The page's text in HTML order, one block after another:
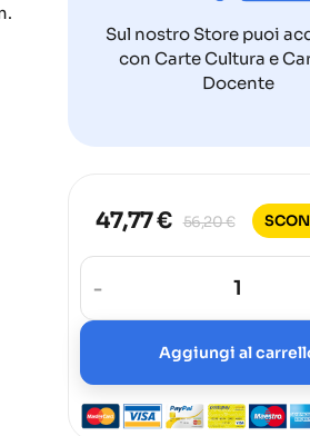
Sul nostro Store puoi
con Carte Cultura e
Docente
47,77 € 56,20 €
-
Aggiungi al